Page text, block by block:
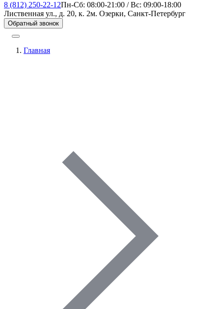
8 (812) 250-22-12Пн-Сб: 08:00-21:00 / Вс: 09:00-18:00
Лиственная ул., д. 20, к. 2м. Озерки, Санкт-Петербург
Обратный звонок
Главная